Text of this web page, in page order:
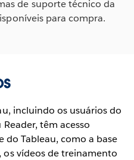
de suporte técnico da
para compra.
incluindo os usuários do
têm acesso
do Tableau, como a base
vídeos de treinamento